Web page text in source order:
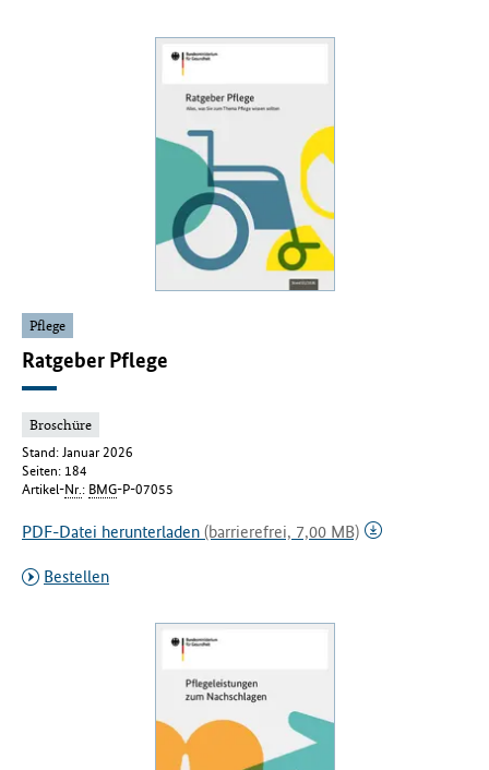
Pflege
Ratgeber Pflege
Broschüre
Stand: Januar 2026
Seiten: 184
Artikel-Nr.: BMG-P-07055
PDF-Datei herunterladen (barrierefrei, 7,00 MB)
Bestellen